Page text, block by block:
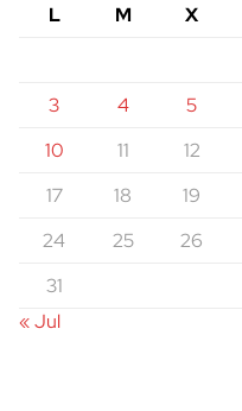
L
M X
3
4 5
10
11 12
17
18 19
24
25 26
31
« Jul